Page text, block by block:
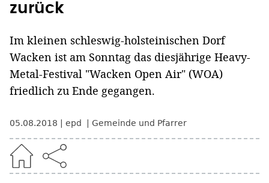
zurück
Im kleinen schleswig-holsteinischen Dorf
Wacken ist am Sonntag das diesjährige Heavy-
Metal-Festival "Wacken Open Air" (WOA)
friedlich zu Ende gegangen.
05.08.2018 epd Gemeinde und Pfarrer